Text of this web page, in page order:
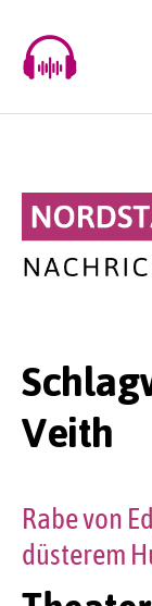
content
Veith
Rabe von
düsterem